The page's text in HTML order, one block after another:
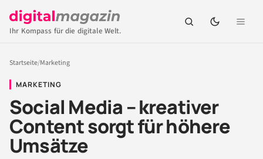
Ihr Kompass für die digitale Welt.
Startseite/Marketing
MARKETING
Social Media – kreativer
Content sorgt für höhere
Umsätze